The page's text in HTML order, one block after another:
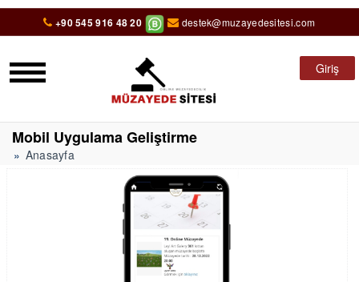
+90 545 916 48 20 destek@muzayedesitesi.com
Giriş
Mobil Uygulama Geliştirme
Anasayfa